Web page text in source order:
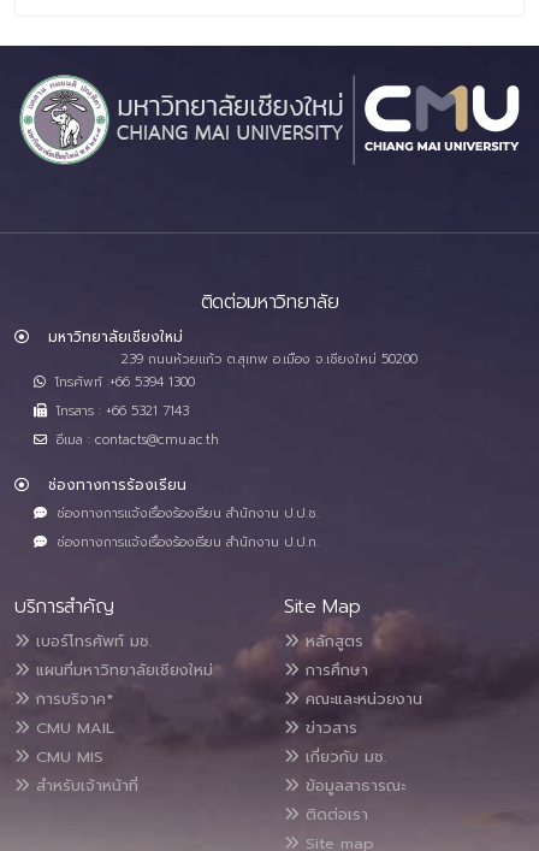
ติดต่อมหาวิทยาลัย
มหาวิทยาลัยเชียงใหม่
239 ถนนห้วยแก้ว ต.สุเทพ อ.เมือง จ.เชียงใหม่ 50200
โทรศัพท์ :+66 5394 1300
โทรสาร : +66 5321 7143
อีเมล : contacts@cmu.ac.th
ช่องทางการร้องเรียน
ช่องทางการแจ้งเรื่องร้องเรียน สำนักงาน ป.ป.ช.
ช่องทางการแจ้งเรื่องร้องเรียน สำนักงาน ป.ป.ท.
บริการสำคัญ
เบอร์โทรศัพท์ มช.
แผนที่มหาวิทยาลัยเชียงใหม่
การบริจาค*
CMU MAIL
CMU MIS
สำหรับเจ้าหน้าที่
Site Map
หลักสูตร
การศึกษา
คณะและหน่วยงาน
ข่าวสาร
เกี่ยวกับ มช.
ข้อมูลสาธารณะ
ติดต่อเรา
Site map